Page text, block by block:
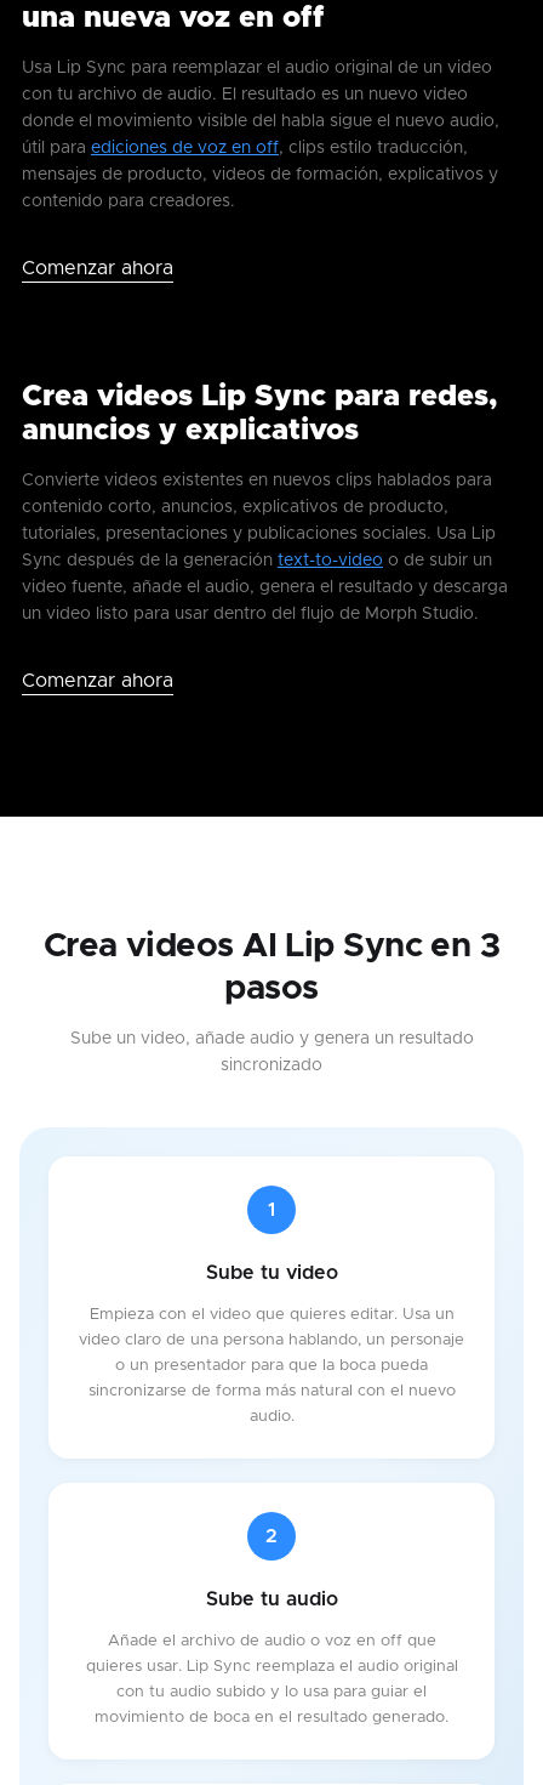
una nueva voz en off
Usa Lip Sync para reemplazar el audio original de un video
con tu archivo de audio. El resultado es un nuevo video
donde el movimiento visible del habla sigue el nuevo audio,
útil para ediciones de voz en off, clips estilo traducción,
mensajes de producto, videos de formación, explicativos y
contenido para creadores.
Comenzar ahora
Crea videos Lip Sync para redes,
anuncios y explicativos
Convierte videos existentes en nuevos clips hablados para
contenido corto, anuncios, explicativos de producto,
tutoriales, presentaciones y publicaciones sociales. Usa Lip
Sync después de la generación text-to-video o de subir un
video fuente, añade el audio, genera el resultado y descarga
un video listo para usar dentro del flujo de Morph Studio.
Comenzar ahora
Crea videos AI Lip Sync en 3
pasos
Sube un video, añade audio y genera un resultado
sincronizado
1
Sube tu video
Empieza con el video que quieres editar. Usa un
video claro de una persona hablando, un personaje
o un presentador para que la boca pueda
sincronizarse de forma más natural con el nuevo
audio.
2
Sube tu audio
Añade el archivo de audio o voz en off que
quieres usar. Lip Sync reemplaza el audio original
con tu audio subido y lo usa para guiar el
movimiento de boca en el resultado generado.